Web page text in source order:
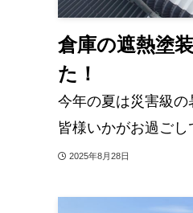
倉庫の遮熱塗
た！
今年の夏は災害級の
皆様いかがお過ご
2025年8月28日